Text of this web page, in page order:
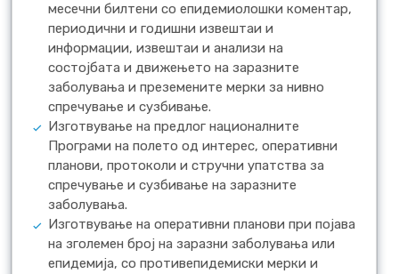
месечни билтени со епидемиолошки коментар,
периодични и годишни извештаи и
информации, извештаи и анализи на
состојбата и движењето на заразните
заболувања и преземените мерки за нивно
спречување и сузбивање.
Изготвување на предлог националните
Програми на полето од интерес, оперативни
планови, протоколи и стручни упатства за
спречување и сузбивање на заразните
заболувања.
Изготвување на оперативни планови при појава
на зголемен број на заразни заболувања или
епидемија, со противепидемиски мерки и